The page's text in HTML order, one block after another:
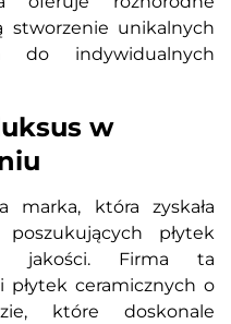
stworzenie unikalnych
do indywidualnych
w
marka, która zyskała
płytek
jakości. Firma ta
płytek ceramicznych o
które doskonale